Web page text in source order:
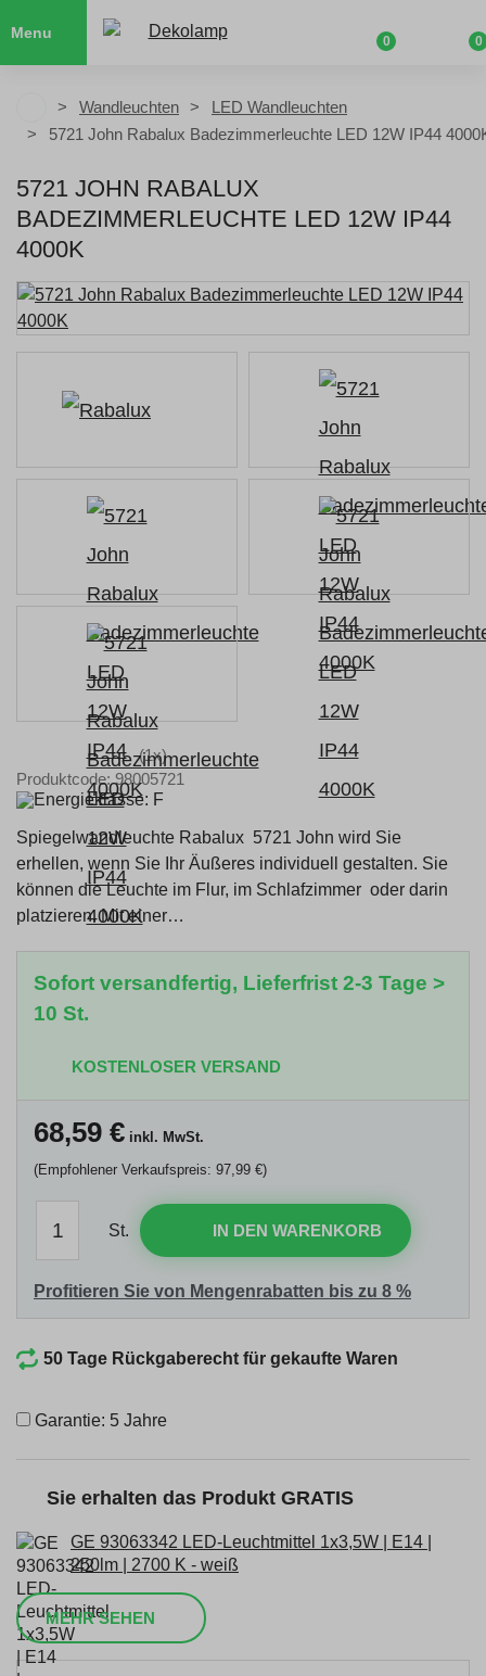
Menu
0 0
Wandleuchten
LED Wandleuchten
5721 John Rabalux Badezimmerleuchte LED 12W IP44
5721 JOHN RABALUX
BADEZIMMERLEUCHTE LED 12W IP44
4000K
(1x)
Produktcode: 98005721
Spiegelwandleuchte Rabalux 5721 John wird Sie
erhellen, wenn Sie Ihr Äußeres individuell gestalten. Sie
können die Leuchte im Flur, im Schlafzimmer oder darin
platzieren. Mit einer…
Sofort versandfertig, Lieferfrist 2-3 Tage >
10 St.
KOSTENLOSER VERSAND
68,59 € inkl. MwSt.
(Empfohlener Verkaufspreis: 97,99 €)
St. IN DEN WARENKORB
Profitieren Sie von Mengenrabatten bis zu 8 %
50 Tage Rückgaberecht für gekaufte Waren
Garantie: 5 Jahre
Sie erhalten das Produkt GRATIS
GE 93063342 LED-Leuchtmittel 1x3,5W | E14 |
250lm | 2700 K - weiß
MEHR SEHEN